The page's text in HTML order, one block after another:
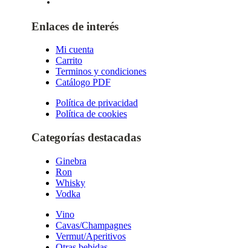
Enlaces de interés
Mi cuenta
Carrito
Terminos y condiciones
Catálogo PDF
Política de privacidad
Política de cookies
Categorías destacadas
Ginebra
Ron
Whisky
Vodka
Vino
Cavas/Champagnes
Vermut/Aperitivos